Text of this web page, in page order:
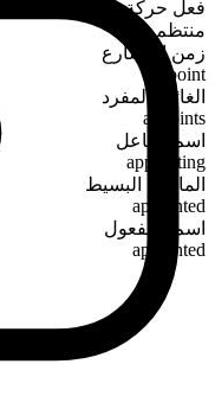
فعل حركة
منتظم
زمن المضارع
appoint
الغائب المفرد
appoints
اسم الفاعل
appointing
الماضي البسيط
appointed
اسم المفعول
appointed